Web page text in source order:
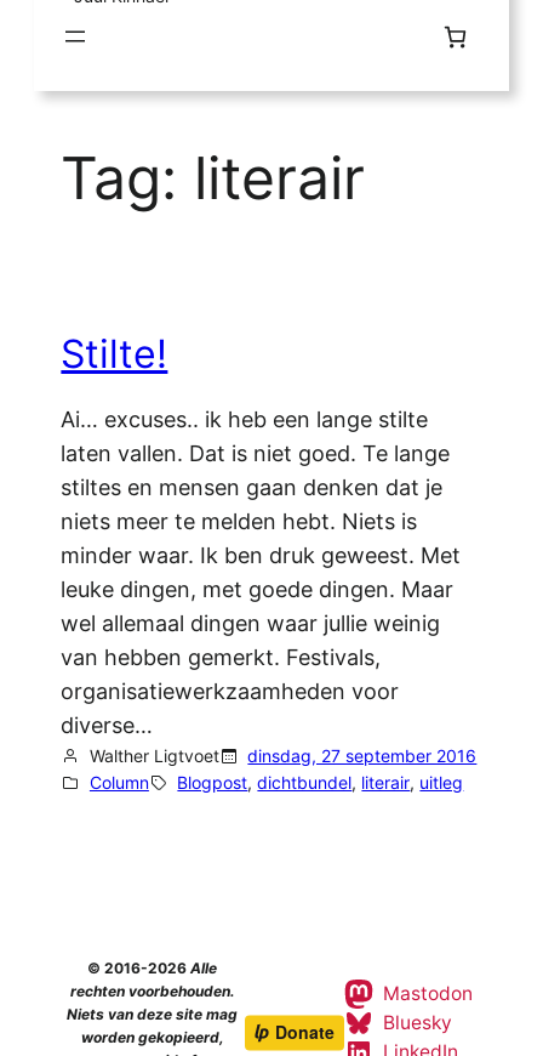
Tag: literair
Stilte!
Ai… excuses.. ik heb een lange stilte
laten vallen. Dat is niet goed. Te lange
stiltes en mensen gaan denken dat je
niets meer te melden hebt. Niets is
minder waar. Ik ben druk geweest. Met
leuke dingen, met goede dingen. Maar
wel allemaal dingen waar jullie weinig
van hebben gemerkt. Festivals,
organisatiewerkzaamheden voor
diverse…
Walther Ligtvoet
dinsdag, 27 september 2016
Column
Blogpost, dichtbundel, literair, uitleg
© 2016-2026Alle
rechten voorbehouden.
Niets van deze site mag
worden gekopieerd,
Mastodon
Bluesky